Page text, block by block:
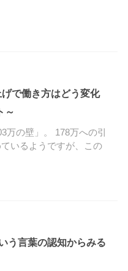
～
の壁」。 178万への引
いるようですが、この